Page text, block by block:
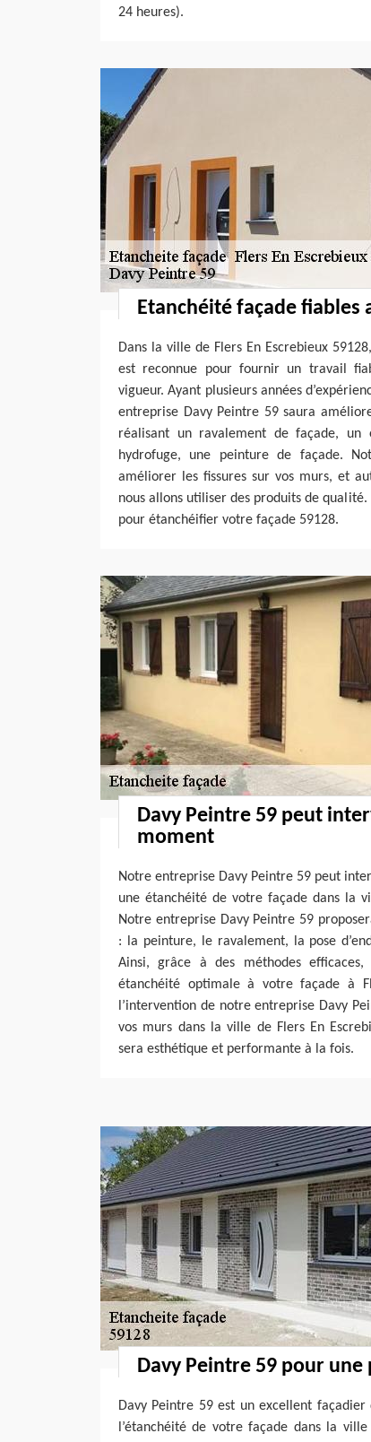
24 heures).
Etanchéité façade fiables
Dans la ville de Flers En Escrebieux
est reconnue pour fournir un travail
vigueur. Ayant plusieurs années
entreprise Davy Peintre 59 saura
réalisant un ravalement de façade,
hydrofuge, une peinture de façade.
améliorer les fissures sur vos murs, et
nous allons utiliser des produits de
pour étanchéifier votre façade 59128.
Davy Peintre 59 peut
moment
Notre entreprise Davy Peintre 59 peut
une étanchéité de votre façade dans la
Notre entreprise Davy Peintre 59
: la peinture, le ravalement, la pose
Ainsi, grâce à des méthodes efficaces,
étanchéité optimale à votre façade à
l’intervention de notre entreprise Davy
vos murs dans la ville de Flers En
sera esthétique et performante à la fois.
Davy Peintre 59 pour
Davy Peintre 59 est un excellent
l’étanchéité de votre façade dans la